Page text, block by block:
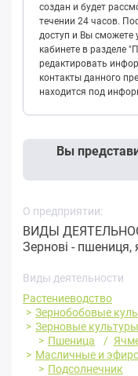
создан и будет
течении 24 часов.
доступ и Вы
кабинете в разделе
редактировать
контакты данного
находится под
Вы
О предприятии:
ВИДЫ
Зернові -
Виды деятельности
Растениеводство
Зернобобовые
Зерновые культуры
Пшеница
Масличные и
Подсолнечник